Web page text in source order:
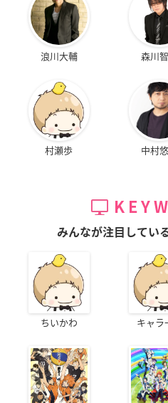
浪川大輔 森川
村瀬歩 中村
みんなが注目してい
ちいかわ キャラ